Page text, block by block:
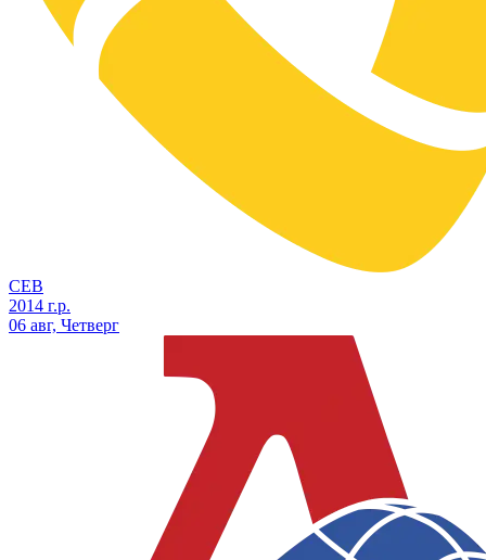
СЕВ
2014 г.р.
06 авг, Четверг